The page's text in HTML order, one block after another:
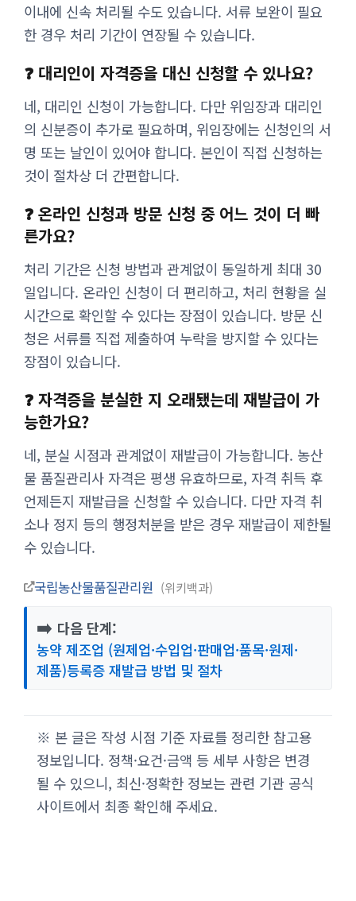
이내에 신속 처리될 수도 있습니다. 서류 보완이 필요
한 경우 처리 기간이 연장될 수 있습니다.
❓ 대리인이 자격증을 대신 신청할 수 있나요?
네, 대리인 신청이 가능합니다. 다만 위임장과 대리인
의 신분증이 추가로 필요하며, 위임장에는 신청인의 서
명 또는 날인이 있어야 합니다. 본인이 직접 신청하는
것이 절차상 더 간편합니다.
❓ 온라인 신청과 방문 신청 중 어느 것이 더 빠
른가요?
처리 기간은 신청 방법과 관계없이 동일하게 최대 30
일입니다. 온라인 신청이 더 편리하고, 처리 현황을 실
시간으로 확인할 수 있다는 장점이 있습니다. 방문 신
청은 서류를 직접 제출하여 누락을 방지할 수 있다는
장점이 있습니다.
❓ 자격증을 분실한 지 오래됐는데 재발급이 가
능한가요?
네, 분실 시점과 관계없이 재발급이 가능합니다. 농산
물 품질관리사 자격은 평생 유효하므로, 자격 취득 후
언제든지 재발급을 신청할 수 있습니다. 다만 자격 취
소나 정지 등의 행정처분을 받은 경우 재발급이 제한될
수 있습니다.
국립농산물품질관리원 위키백과
➡️ 다음 단계:
농약 제조업 (원제업·수입업·판매업·품목·원제·
제품)등록증 재발급 방법 및 절차
※ 본 글은 작성 시점 기준 자료를 정리한 참고용
정보입니다. 정책·요건·금액 등 세부 사항은 변경
될 수 있으니, 최신·정확한 정보는 관련 기관 공식
사이트에서 최종 확인해 주세요.